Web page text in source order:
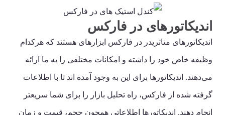
اندیکاتورهای در فارکس
اندیکاتورهای متاتریدر در فارکس ابزارهای هستند که هرکدام
وظیفه خاص خود را داشته و امکانات مختلفی را به ما ارائه
می‌دهند. اندیکاتورها برای این به وجود آمده اند تا با اطلاعات
گرفته شده از فارکس، راه تحلیل بازار را برای شما سریعتر
انجام دهند. اندیکاتورها اطلاعاتی همچون حجم، قیمت و زمان